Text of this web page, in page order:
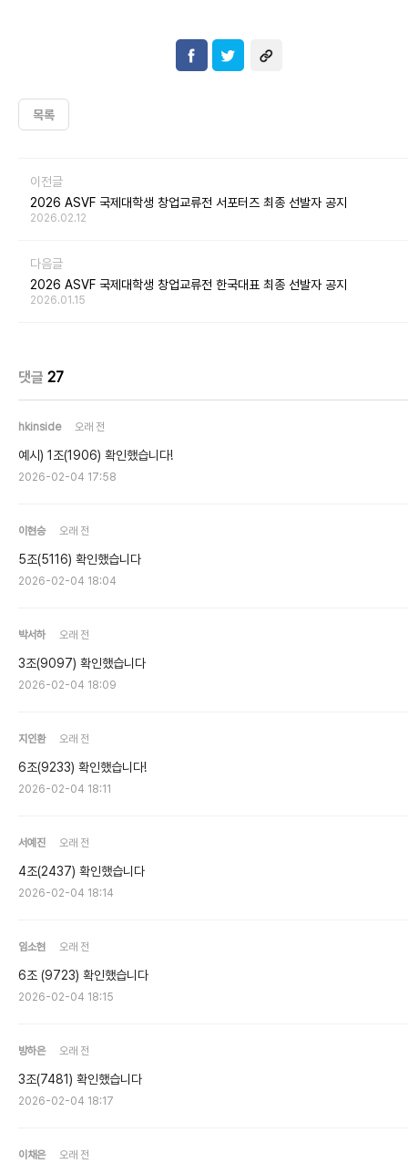
목록
이전글
2026 ASVF 국제대학생 창업교류전 서포터즈 최종 선발자 공지
2026.02.12
다음글
2026 ASVF 국제대학생 창업교류전 한국대표 최종 선발자 공지
2026.01.15
댓글 27
hkinside 오래 전
예시) 1조(1906) 확인했습니다!
2026-02-04 17:58
이현승 오래 전
5조(5116) 확인했습니다
2026-02-04 18:04
박서하 오래 전
3조(9097) 확인했습니다
2026-02-04 18:09
지인환 오래 전
6조(9233) 확인했습니다!
2026-02-04 18:11
서예진 오래 전
4조(2437) 확인했습니다
2026-02-04 18:14
임소현 오래 전
6조 (9723) 확인했습니다
2026-02-04 18:15
방하은 오래 전
3조(7481) 확인했습니다
2026-02-04 18:17
이채은 오래 전